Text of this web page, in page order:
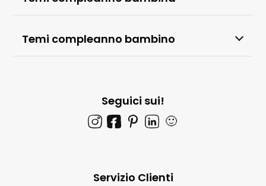
Temi compleanno bambino
Seguici sui!
🙂
Servizio Clienti